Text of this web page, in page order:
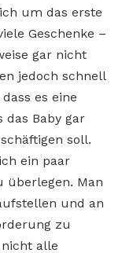
um das erste
Geschenke –
gar nicht
jedoch schnell
es eine
das Baby gar
soll.
ein paar
überlegen. Man
und an
zu
alle